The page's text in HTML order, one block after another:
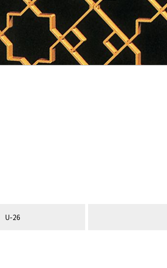
U-26